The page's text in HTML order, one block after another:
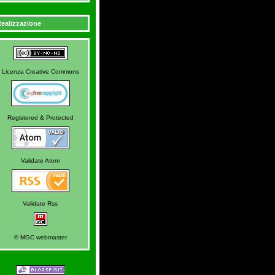
Licenza Creative Commons
Registered & Protected
Validate Atom
Validate Rss
© MGC webmaster